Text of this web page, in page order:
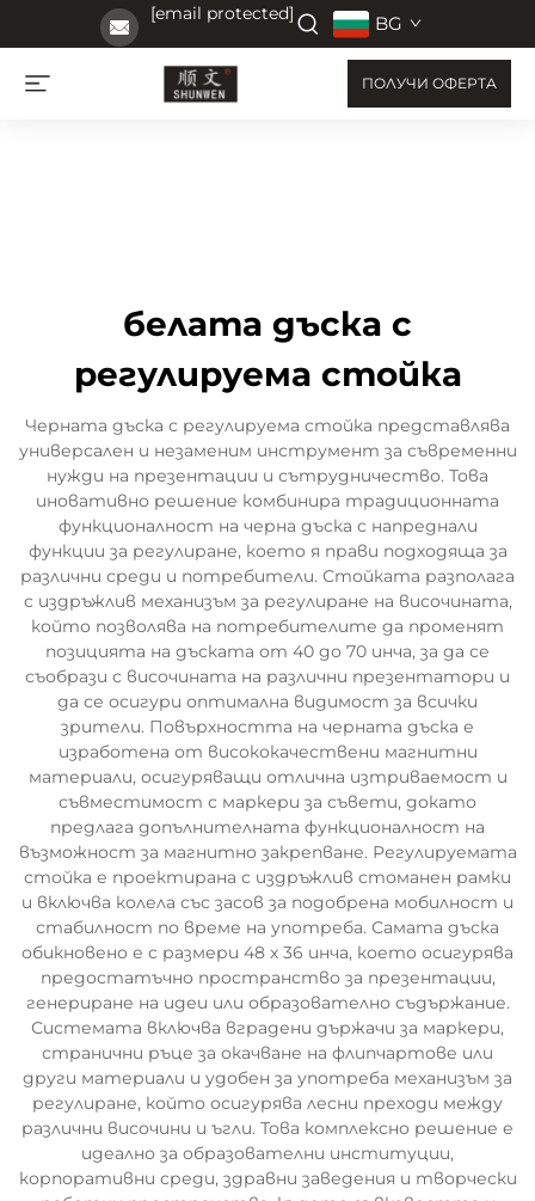
[email protected] BG
ПОЛУЧИ ОФЕРТА
белата дъска с
регулируема стойка
Черната дъска с регулируема стойка представлява
универсален и незаменим инструмент за съвременни
нужди на презентации и сътрудничество. Това
иновативно решение комбинира традиционната
функционалност на черна дъска с напреднали
функции за регулиране, което я прави подходяща за
различни среди и потребители. Стойката разполага
с издръжлив механизъм за регулиране на височината,
който позволява на потребителите да променят
позицията на дъската от 40 до 70 инча, за да се
съобрази с височината на различни презентатори и
да се осигури оптимална видимост за всички
зрители. Повърхността на черната дъска е
изработена от висококачествени магнитни
материали, осигуряващи отлична изтриваемост и
съвместимост с маркери за съвети, докато
предлага допълнителната функционалност на
възможност за магнитно закрепване. Регулируемата
стойка е проектирана с издръжлив стоманен рамки
и включва колела със засов за подобрена мобилност и
стабилност по време на употреба. Самата дъска
обикновено е с размери 48 x 36 инча, което осигурява
предостатъчно пространство за презентации,
генериране на идеи или образователно съдържание.
Системата включва вградени държачи за маркери,
странични ръце за окачване на флипчартове или
други материали и удобен за употреба механизъм за
регулиране, който осигурява лесни преходи между
различни височини и ъгли. Това комплексно решение е
идеално за образователни институции,
корпоративни среди, здравни заведения и творчески